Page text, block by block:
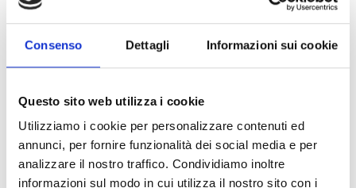
Consenso Dettagli Informazioni sui cookie
Questo sito web utilizza i cookie
Utilizziamo i cookie per personalizzare contenuti ed
annunci, per fornire funzionalità dei social media e per
analizzare il nostro traffico. Condividiamo inoltre
informazioni sul modo in cui utilizza il nostro sito con i
ART:0031682QUANTITÀ MINIMA:1PZ